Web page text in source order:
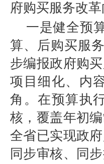
府购买服务改
一是健全预
算、后购买服
步编报政府购
项目细化、内
角。在预算执
核，覆盖年初
全省已实现政
同步审核、同